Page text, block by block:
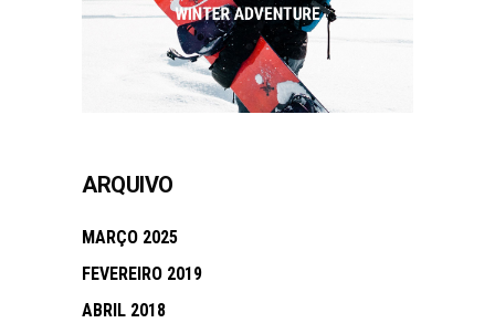
ARQUIVO
MARÇO 2025
FEVEREIRO 2019
ABRIL 2018